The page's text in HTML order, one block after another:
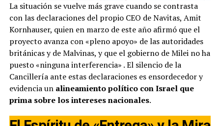
La situación se vuelve más grave cuando se contrasta
con las declaraciones del propio CEO de Navitas, Amit
Kornhauser, quien en marzo de este año afirmó que el
proyecto avanza con «pleno apoyo» de las autoridades
británicas y de Malvinas, y que el gobierno de Milei no ha
puesto «ninguna interferencia» . El silencio de la
Cancillería ante estas declaraciones es ensordecedor y
evidencia un alineamiento político con Israel que
prima sobre los intereses nacionales.